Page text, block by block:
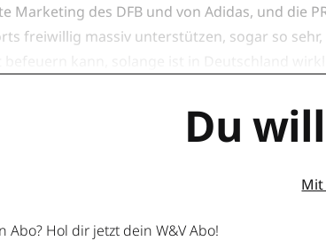
Marketing des DFB und von Adidas, und die
freiwillig massiv unterstützen, sogar so
Du
Mit
Abo? Hol dir jetzt dein W&V Abo!